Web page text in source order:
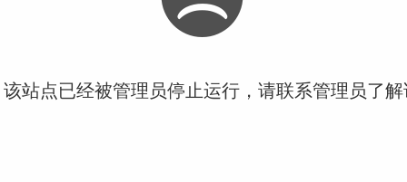
站点已经被管理员停止运行，请联系管理员了